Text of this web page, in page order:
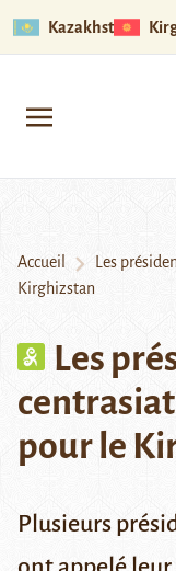
Kazakhstan
Accueil
Les
Kirghizstan
Les
pour le
Plusieurs